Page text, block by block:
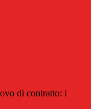
di contratto: i